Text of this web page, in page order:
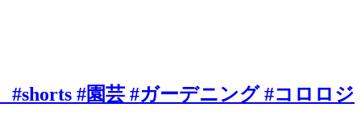
#園芸 #ガーデニング #コロロジ